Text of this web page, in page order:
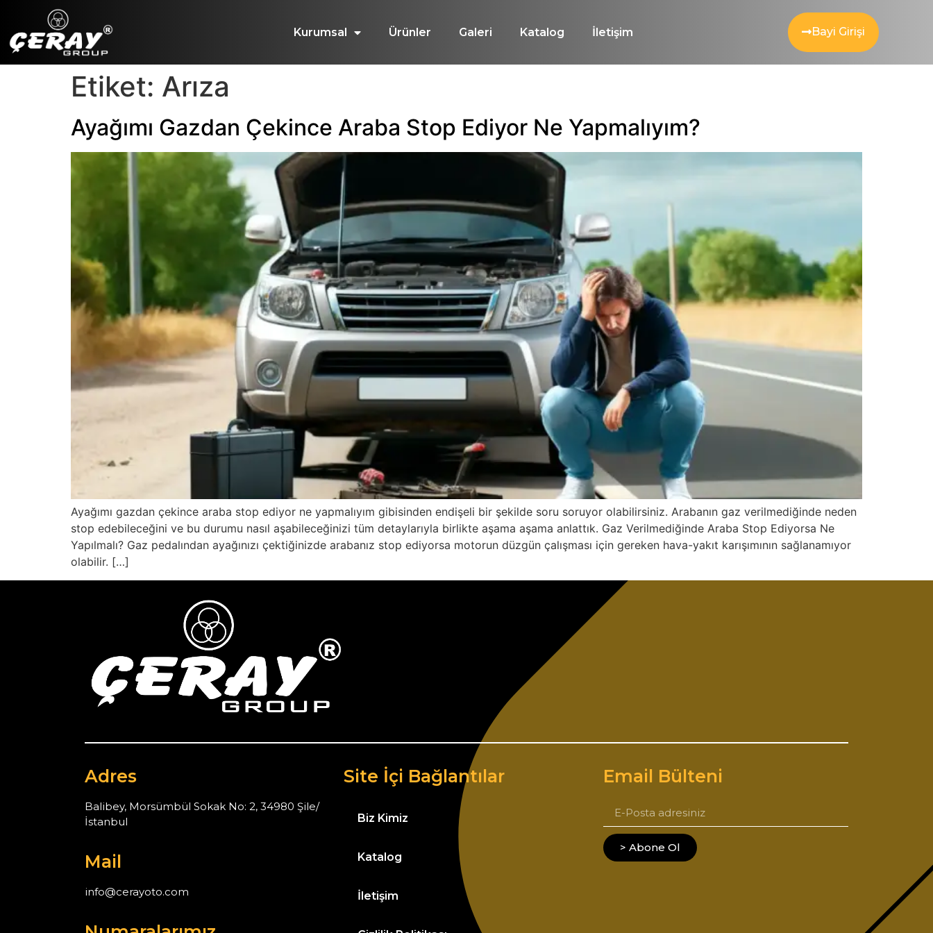
Kurumsal Ürünler Galeri Katalog İletişim Bayi Girişi
Etiket: Arıza
Ayağımı Gazdan Çekince Araba Stop Ediyor Ne Yapmalıyım?
Ayağımı gazdan çekince araba stop ediyor ne yapmalıyım gibisinden endişeli bir şekilde soru soruyor olabilirsiniz. Arabanın gaz verilmediğinde neden
stop edebileceğini ve bu durumu nasıl aşabileceğinizi tüm detaylarıyla birlikte aşama aşama anlattık. Gaz Verilmediğinde Araba Stop Ediyorsa Ne
Yapılmalı? Gaz pedalından ayağınızı çektiğinizde arabanız stop ediyorsa motorun düzgün çalışması için gereken hava-yakıt karışımının sağlanamıyor
olabilir. […]
Adres
Balibey, Morsümbül Sokak No: 2, 34980 Şile/
İstanbul
Mail
info@cerayoto.com
Site İçi Bağlantılar
Biz Kimiz
Katalog
İletişim
Email Bülteni
> Abone Ol